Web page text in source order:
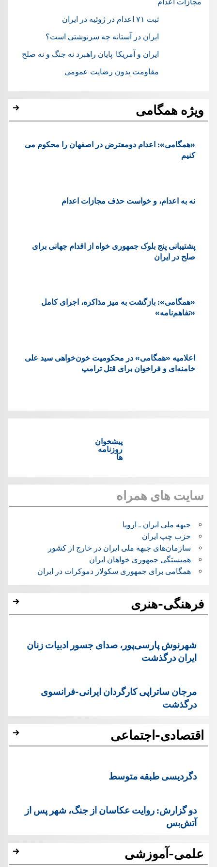
ثبت ۷۱ اعدام در ژوئيه در ایران
ایران در آستانه چه سرنوشتی است؟
ایران و آمریکا: پایان راهبرد نه جنگ و نه صلح
مقاومت بدون رضایت عمومی
ویژه همگامی
«همگامی»: اعدام دومعترض در اصفهان را محکوم می
کنیم
نه به اعدام، و خواست حذف مجازات اعدام
پشتيبانی پنج بلوک جمهوری خواه از اقدام جهانی برای
صلح در ایران
«همگامی»: بازگشت به میز مذاکره، اجرای کامل
«تفاهم‌نامه»
اعلامیه «همگامی» در محکومیت خون‌خواهی سید علی
خامنه‌ای و فراخوان برای قتل ترامپ
پیشخوان
روزنامه
ها
سایت های همراه
جبهه ملی ایران ـ اروپا
حزب چپ ایران
سازمان‌های جبهه ملی ایران در خارج از کشور
همبستگی جمهوری خواهان ایران
همگامی برای جمهوری سکولار دموکرات در ایران
فرهنگی-هنری
شهرنوش پارسی‌پور، صدای جسور ادبیات زنان
ایران درگذشت
مرجان ساتراپی کارگردان ایرانی-فرانسوی
درگذشت
اقتصادی-اجتماعی
دگردیسی طبقه متوسط
دو گزارش: روایت عکاسان از جنگ، شهر پس از
آتش‌بس
علمی-آموزشی